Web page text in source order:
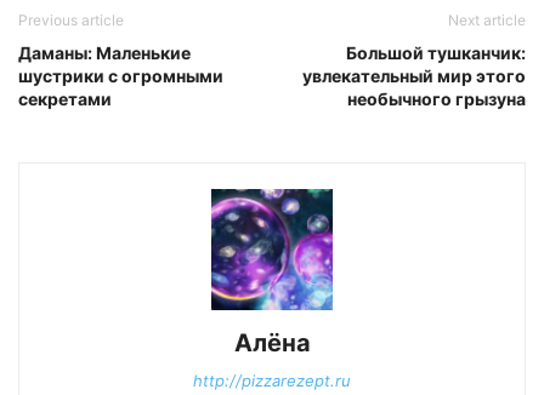
Previous article
Даманы: Маленькие
шустрики с огромными
секретами
Next article
Большой тушканчик:
увлекательный мир этого
необычного грызуна
Алёна
http://pizzarezept.ru